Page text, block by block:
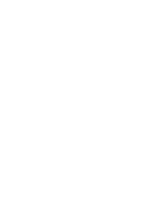
pokoj je vybaven vlastním
je dostupné WiFi připojení
osvěžující masáže obličeje. V